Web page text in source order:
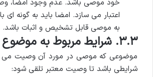
خود موصی باشد. عدم وجود امضا،
اعتبار می سازد. امضا باید به گونه ای
به موصی قابل تشخیص و اثبات باشد.
۳.۳. شرایط مربوط به موضوع وصیت
موضوعی که موصی در مورد آن وصیت می
شرایطی باشد تا وصیت معتبر تلقی شود: